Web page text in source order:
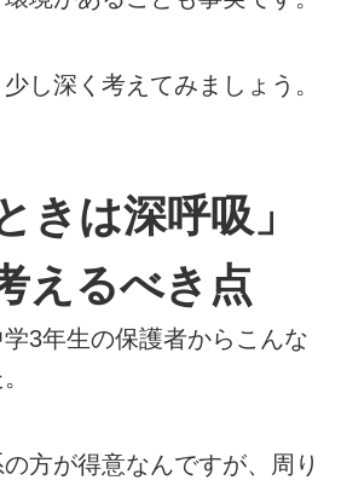
し深く考えてみましょう。
きは深呼吸」
えるべき点
3年生の保護者からこんな
の方が得意なんですが、周り